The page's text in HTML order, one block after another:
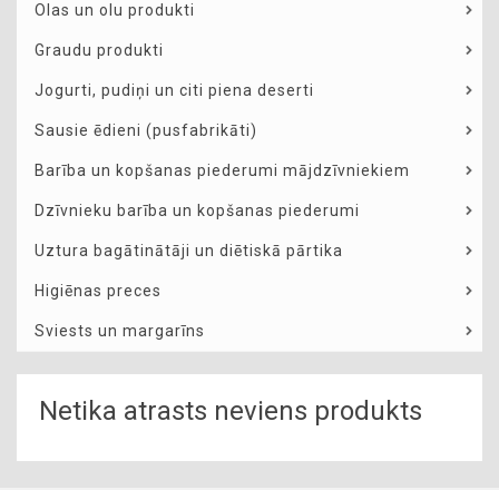
Olas un olu produkti
Graudu produkti
Jogurti, pudiņi un citi piena deserti
Sausie ēdieni (pusfabrikāti)
Barība un kopšanas piederumi mājdzīvniekiem
Dzīvnieku barība un kopšanas piederumi
Uztura bagātinātāji un diētiskā pārtika
Higiēnas preces
Sviests un margarīns
Netika atrasts neviens produkts